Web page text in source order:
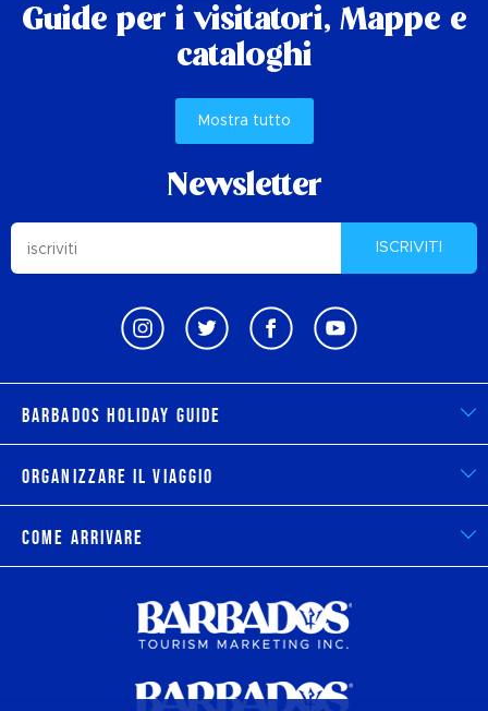
Guide per i visitatori, Mappe e
cataloghi
Mostra tutto
Newsletter
ISCRIVITI
Barbados Holiday Guide
Organizzare il viaggio
Come arrivare